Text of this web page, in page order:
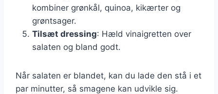
kombiner grønkål, quinoa, kikærter og
grøntsager.
Tilsæt dressing: Hæld vinaigretten over
salaten og bland godt.
Når salaten er blandet, kan du lade den stå i et
par minutter, så smagene kan udvikle sig.